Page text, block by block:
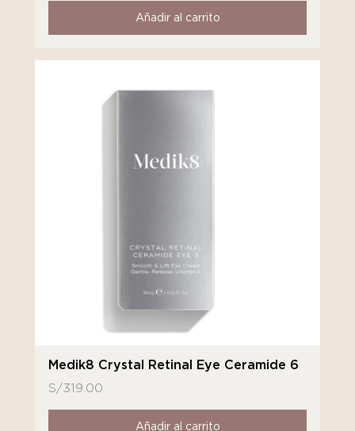
Añadir al carrito
Medik8 Crystal Retinal Eye Ceramide 6
S/319.00
Añadir al carrito